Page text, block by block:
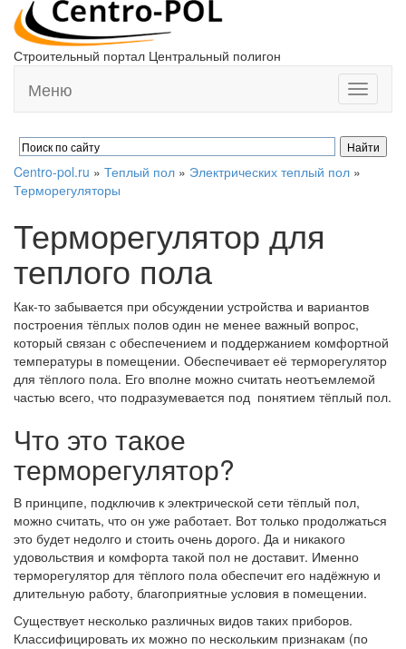
Строительный портал Центральный полигон
Toggle
Меню
Centro-pol.ru » Теплый пол » Электрических теплый пол »
Терморегуляторы
Терморегулятор для
теплого пола
Как-то забывается при обсуждении устройства и вариантов
построения тёплых полов один не менее важный вопрос,
который связан с обеспечением и поддержанием комфортной
температуры в помещении. Обеспечивает её терморегулятор
для тёплого пола. Его вполне можно считать неотъемлемой
частью всего, что подразумевается под понятием тёплый пол.
Что это такое
терморегулятор?
В принципе, подключив к электрической сети тёплый пол,
можно считать, что он уже работает. Вот только продолжаться
это будет недолго и стоить очень дорого. Да и никакого
удовольствия и комфорта такой пол не доставит. Именно
терморегулятор для тёплого пола обеспечит его надёжную и
длительную работу, благоприятные условия в помещении.
Существует несколько различных видов таких приборов.
Классифицировать их можно по нескольким признакам (по